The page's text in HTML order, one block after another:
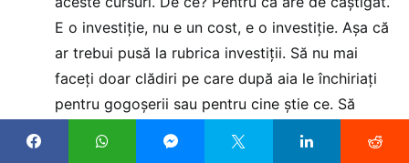
E o investiție, nu e un cost, e o investiție. Așa că
ar trebui pusă la rubrica investiții. Să nu mai
faceți doar clădiri pe care după aia le închiriați
pentru gogoșerii sau pentru cine știe ce. Să
acela ziceai că e butonul de